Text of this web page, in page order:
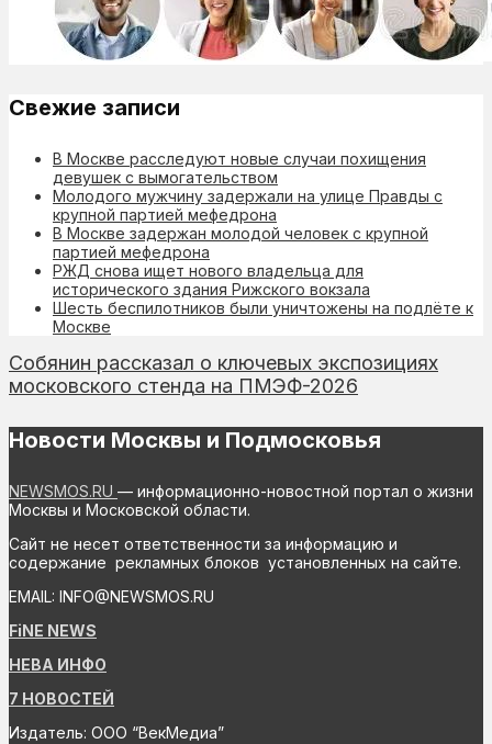
Свежие записи
В Москве расследуют новые случаи похищения
девушек с вымогательством
Молодого мужчину задержали на улице Правды с
крупной партией мефедрона
В Москве задержан молодой человек с крупной
партией мефедрона
РЖД снова ищет нового владельца для
исторического здания Рижского вокзала
Шесть беспилотников были уничтожены на подлёте к
Москве
Собянин рассказал о ключевых экспозициях
московского стенда на ПМЭФ-2026
Новости Москвы и Подмосковья
NEWSMOS.RU — информационно-новостной портал о жизни
Москвы и Московской области.
Сайт не несет ответственности за информацию и
содержание рекламных блоков установленных на сайте.
EMAIL: INFO@NEWSMOS.RU
FiNE NEWS
НЕВА ИНФО
7 НОВОСТЕЙ
Издатель: ООО “ВекМедиа”